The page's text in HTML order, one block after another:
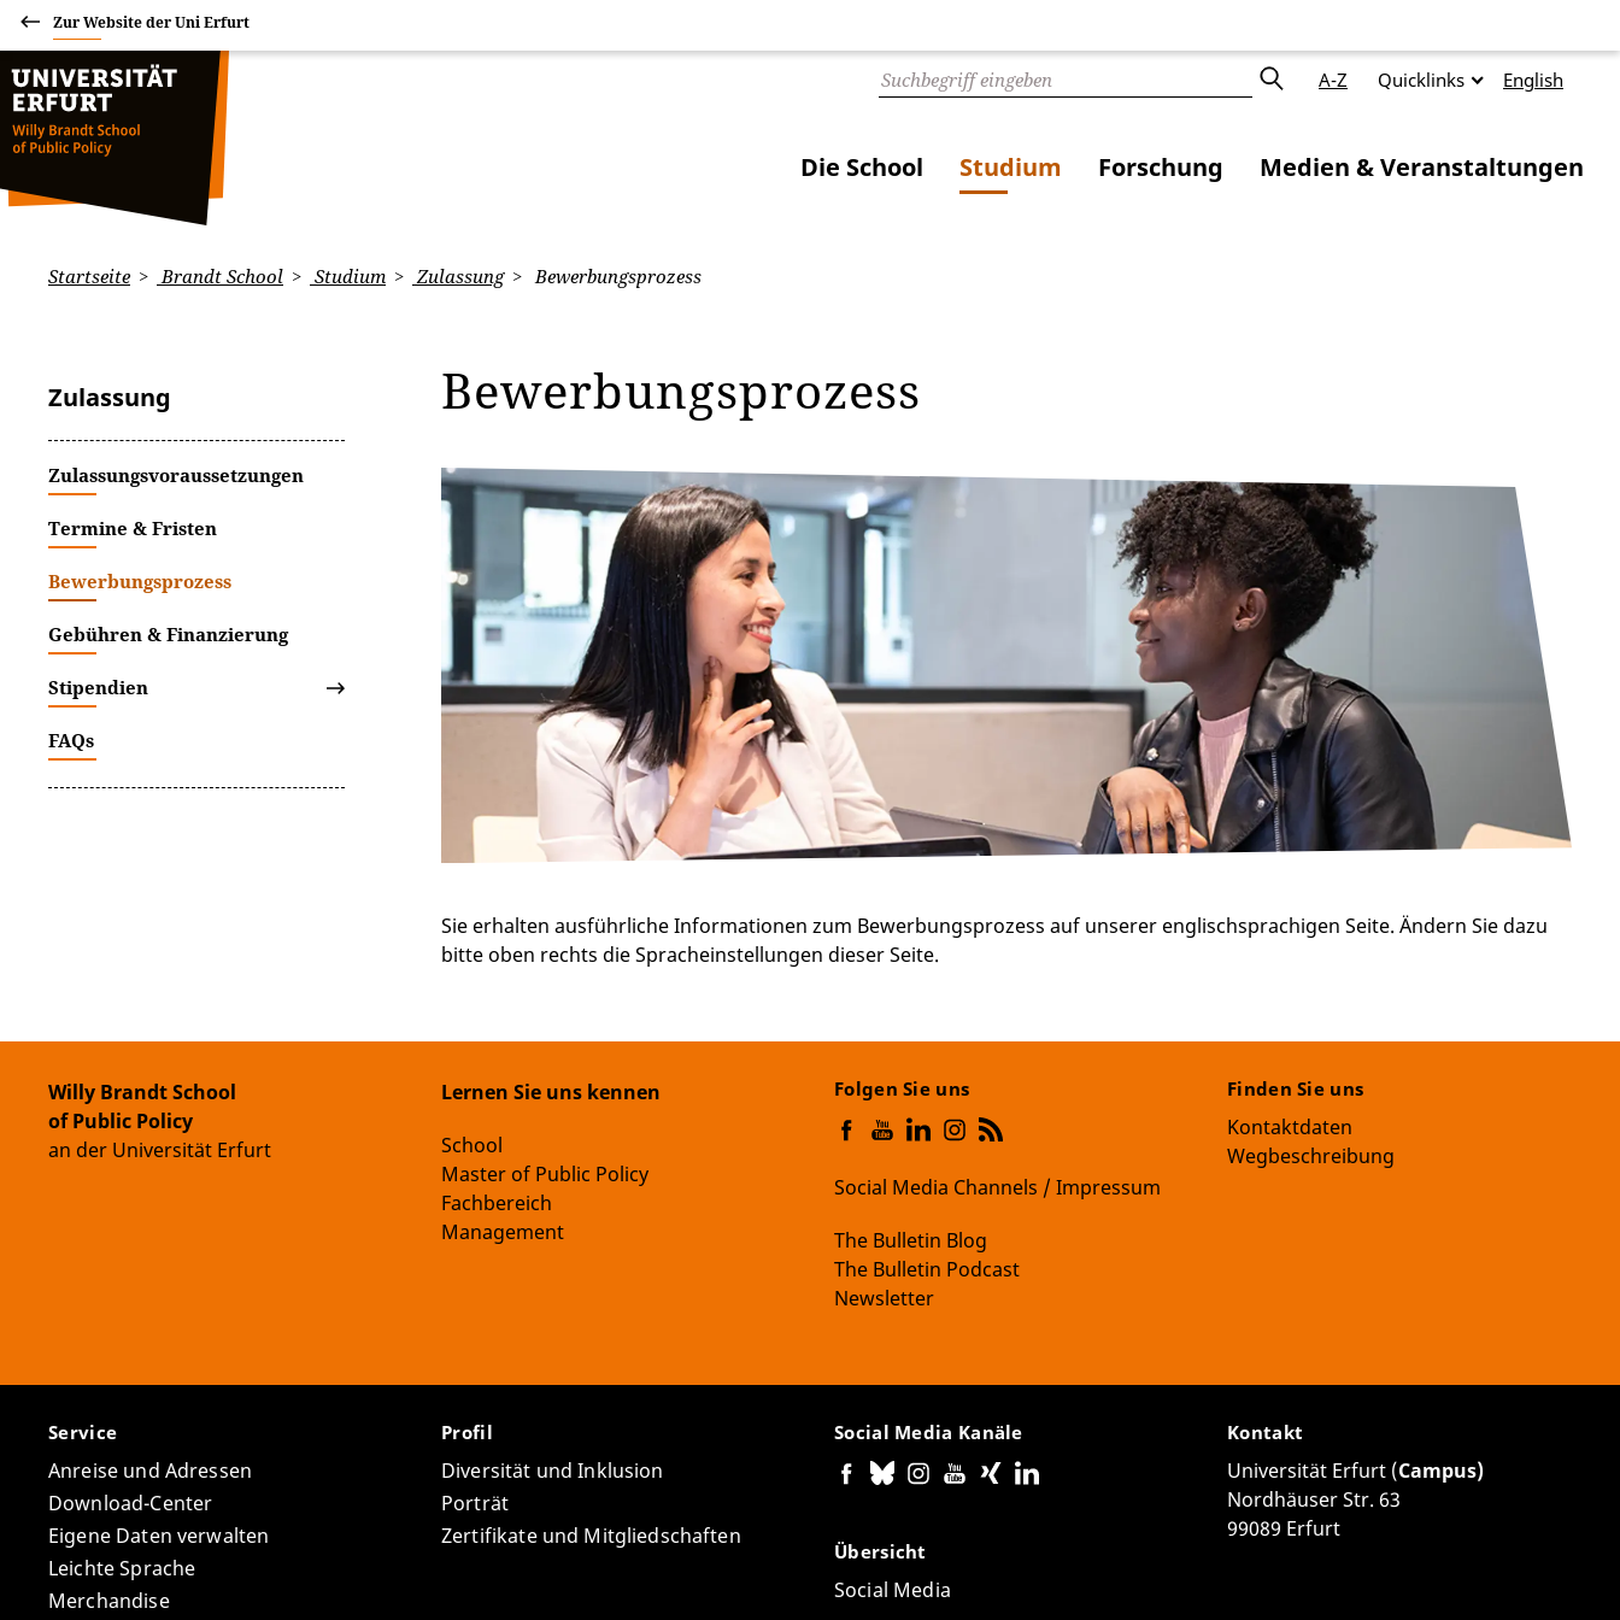
Zur Website der Uni Erfurt
A-Z Quicklinks English
Die School Studium Forschung Medien & Veranstaltungen
Startseite Brandt School Studium Zulassung Bewerbungsprozess
Zulassung
Zulassungsvoraussetzungen
Termine & Fristen
Bewerbungsprozess
Gebühren & Finanzierung
Stipendien
FAQs
Bewerbungsprozess
Sie erhalten ausführliche Informationen zum Bewerbungsprozess auf unserer englischsprachigen Seite. Ändern Sie dazu
bitte oben rechts die Spracheinstellungen dieser Seite.
Willy Brandt School
of Public Policy
an der Universität Erfurt
Lernen Sie uns kennen
School
Master of Public Policy
Fachbereich
Management
Folgen Sie uns
Social Media Channels / Impressum
The Bulletin Blog
The Bulletin Podcast
Newsletter
Finden Sie uns
Kontaktdaten
Wegbeschreibung
Service
Anreise und Adressen
Download-Center
Eigene Daten verwalten
Leichte Sprache
Merchandise
Profil
Diversität und Inklusion
Porträt
Zertifikate und Mitgliedschaften
Social Media Kanäle
Übersicht
Social Media
Kontakt
Universität Erfurt (Campus)
Nordhäuser Str. 63
99089 Erfurt